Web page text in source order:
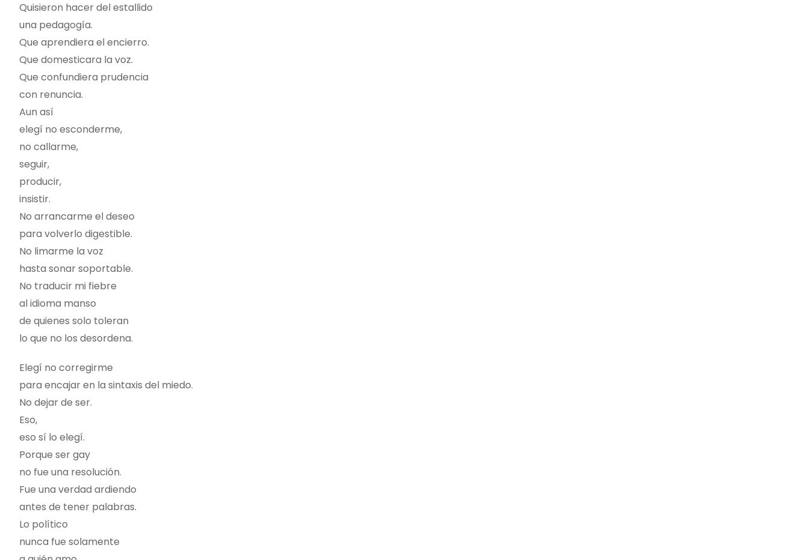
Quisieron hacer del estallido
una pedagogía.
Que aprendiera el encierro.
Que domesticara la voz.
Que confundiera prudencia
con renuncia.
Aun así
elegí no esconderme,
no callarme,
seguir,
producir,
insistir.
No arrancarme el deseo
para volverlo digestible.
No limarme la voz
hasta sonar soportable.
No traducir mi fiebre
al idioma manso
de quienes solo toleran
lo que no los desordena.
Elegí no corregirme
para encajar en la sintaxis del miedo.
No dejar de ser.
Eso,
eso sí lo elegí.
Porque ser gay
no fue una resolución.
Fue una verdad ardiendo
antes de tener palabras.
Lo político
nunca fue solamente